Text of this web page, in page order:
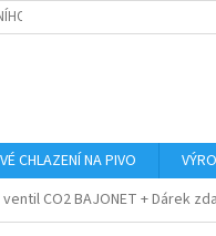
ZAŘÍZENÍ
CHLAZENÍ NA PIVO
CO2 BAJONET + Dárek